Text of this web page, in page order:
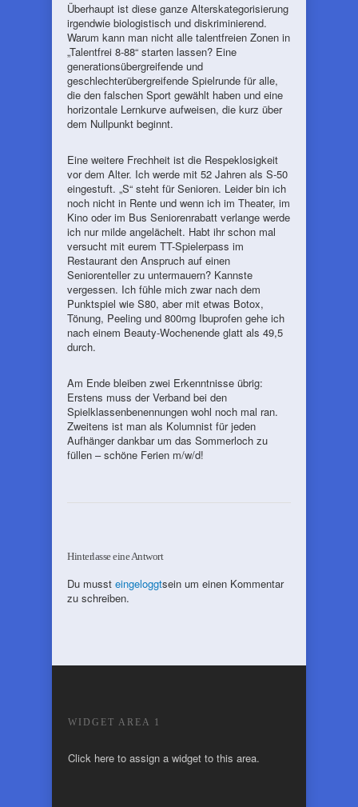
Überhaupt ist diese ganze Alterskategorisierung
irgendwie biologistisch und diskriminierend.
Warum kann man nicht alle talentfreien Zonen in
„Talentfrei 8-88“ starten lassen? Eine
generationsübergreifende und
geschlechterübergreifende Spielrunde für alle,
die den falschen Sport gewählt haben und eine
horizontale Lernkurve aufweisen, die kurz über
dem Nullpunkt beginnt.
Eine weitere Frechheit ist die Respeklosigkeit
vor dem Alter. Ich werde mit 52 Jahren als S-50
eingestuft. „S“ steht für Senioren. Leider bin ich
noch nicht in Rente und wenn ich im Theater, im
Kino oder im Bus Seniorenrabatt verlange werde
ich nur milde angelächelt. Habt ihr schon mal
versucht mit eurem TT-Spielerpass im
Restaurant den Anspruch auf einen
Seniorenteller zu untermauern? Kannste
vergessen. Ich fühle mich zwar nach dem
Punktspiel wie S80, aber mit etwas Botox,
Tönung, Peeling und 800mg Ibuprofen gehe ich
nach einem Beauty-Wochenende glatt als 49,5
durch.
Am Ende bleiben zwei Erkenntnisse übrig:
Erstens muss der Verband bei den
Spielklassenbenennungen wohl noch mal ran.
Zweitens ist man als Kolumnist für jeden
Aufhänger dankbar um das Sommerloch zu
füllen – schöne Ferien m/w/d!
Hinterlasse eine Antwort
Du musst eingeloggtsein um einen Kommentar
zu schreiben.
WIDGET AREA 1
Click here to assign a widget to this area.